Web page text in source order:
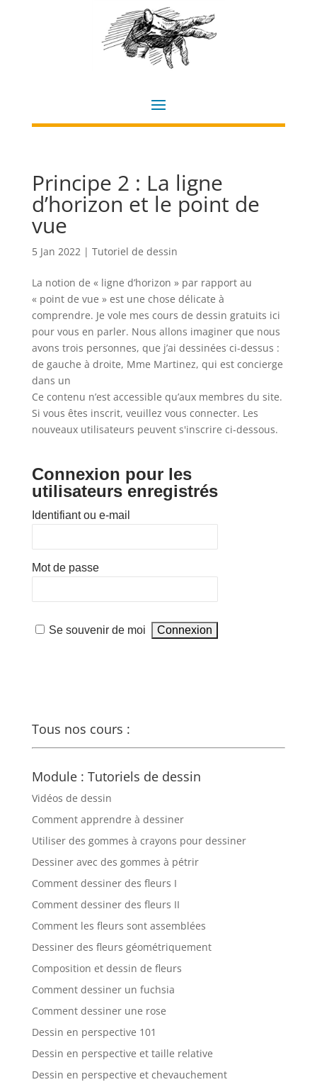
Principe 2 : La ligne
d’horizon et le point de
vue
5 Jan 2022| Tutoriel de dessin
La notion de « ligne d’horizon » par rapport au
« point de vue » est une chose délicate à
comprendre. Je vole mes cours de dessin gratuits ici
pour vous en parler. Nous allons imaginer que nous
avons trois personnes, que j’ai dessinées ci-dessus :
de gauche à droite, Mme Martinez, qui est concierge
dans un
Ce contenu n’est accessible qu’aux membres du site.
Si vous êtes inscrit, veuillez vous connecter. Les
nouveaux utilisateurs peuvent s'inscrire ci-dessous.
Connexion pour les
utilisateurs enregistrés
Identifiant ou e-mail
Mot de passe
Se souvenir de moi
Tous nos cours :
Module : Tutoriels de dessin
Vidéos de dessin
Comment apprendre à dessiner
Utiliser des gommes à crayons pour dessiner
Dessiner avec des gommes à pétrir
Comment dessiner des fleurs I
Comment dessiner des fleurs II
Comment les fleurs sont assemblées
Dessiner des fleurs géométriquement
Composition et dessin de fleurs
Comment dessiner un fuchsia
Comment dessiner une rose
Dessin en perspective 101
Dessin en perspective et taille relative
Dessin en perspective et chevauchement